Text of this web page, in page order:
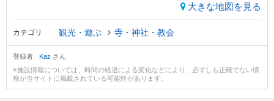
大きな地図を見る
カテゴリ 観光・遊ぶ 寺・神社・教会
登録者 Kaz さん
※施設情報については、時間の経過による変化などにより、必ずしも正確でない情
報が当サイトに掲載されている可能性があります。